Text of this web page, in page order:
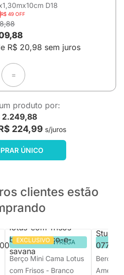
D18
R$ 49 OFF
R$ 20,98 sem juros
=
produto por:
2.249,88
224,99 s/juros
ÚNICO
clientes estão
EXCLUSIVO
PRONTA ENTREGA
Berço Mini Cama Lotus
com Frisos - Branco
Berço